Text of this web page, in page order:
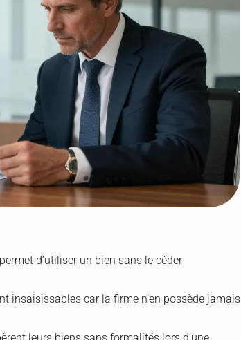
d’utiliser un bien sans le céder
insaisissables car la firme n’en possède jamais
leurs biens sans formalités lors d’une